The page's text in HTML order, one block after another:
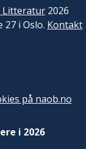
Litteratur2026
i Oslo. Kontakt
på naob.no
i 2026